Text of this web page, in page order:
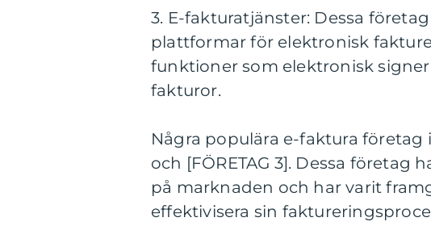
3. E-fakturatjänster: Dessa
plattformar för elektronisk
funktioner som elektronisk
fakturor.
Några populära e-faktura företag
och [FÖRETAG 3]. Dessa
på marknaden och har varit
effektivisera sin